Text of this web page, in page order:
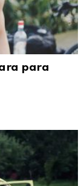
para